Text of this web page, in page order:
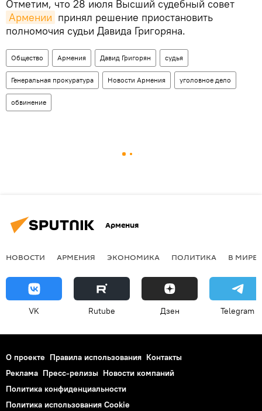
Отметим, что 28 июля Высший судебный совет
Армении принял решение приостановить
полномочия судьи Давида Григоряна.
Общество Армения Давид Григорян судья
Генеральная прокуратура Новости Армения уголовное дело
обвинение
Армения
НОВОСТИ АРМЕНИЯ ЭКОНОМИКА ПОЛИТИКА В МИРЕ
VK Rutube Дзен Telegram
О проекте Правила использования Контакты
Реклама Пресс-релизы Новости компаний
Политика конфиденциальности
Политика использования Cookie